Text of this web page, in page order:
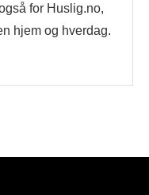
for Huslig.no,
hjem og hverdag.